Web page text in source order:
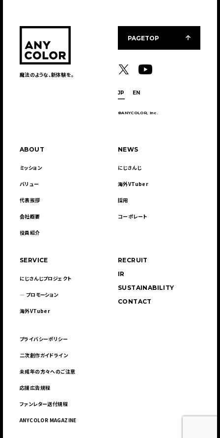
魔法のような、新体験を。
JP EN
©ANYCOLOR, Inc.
ABOUT
ミッション
バリュー
代表挨拶
会社概要
役員紹介
NEWS
にじさんじ
海外VTuber
採用
コーポレート
SERVICE
にじさんじプロジェクト
― プロモーション
海外VTuber
RECRUIT
IR
SUSTAINABILITY
CONTACT
プライバシーポリシー
二次創作ガイドライン
未成年の方々へのご注意
応援広告規程
ファンレター送付規程
ANYCOLOR MAGAZINE
PAGETOP